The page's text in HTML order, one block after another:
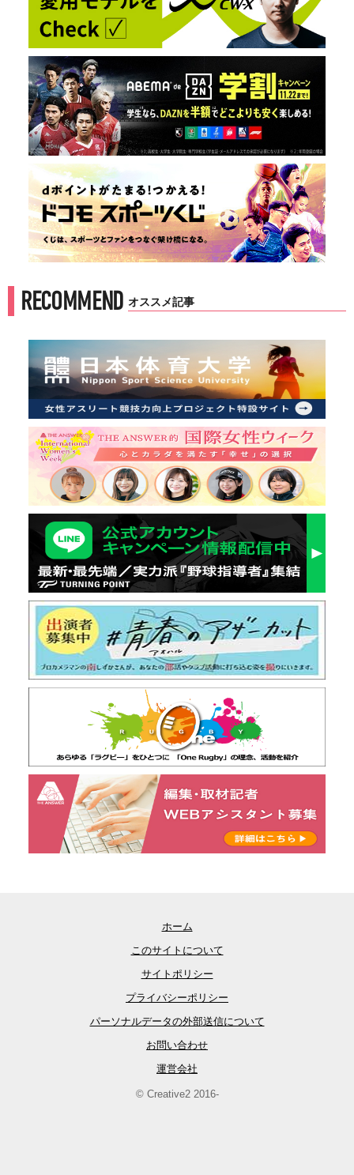
RECOMMEND オススメ記事
ホーム
このサイトについて
サイトポリシー
プライバシーポリシー
パーソナルデータの外部送信について
お問い合わせ
運営会社
© Creative2 2016-